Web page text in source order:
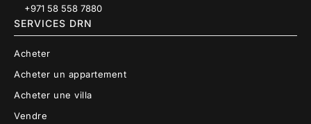
+971 58 558 7880
SERVICES DRN
Acheter
Acheter un appartement
Acheter une villa
Vendre